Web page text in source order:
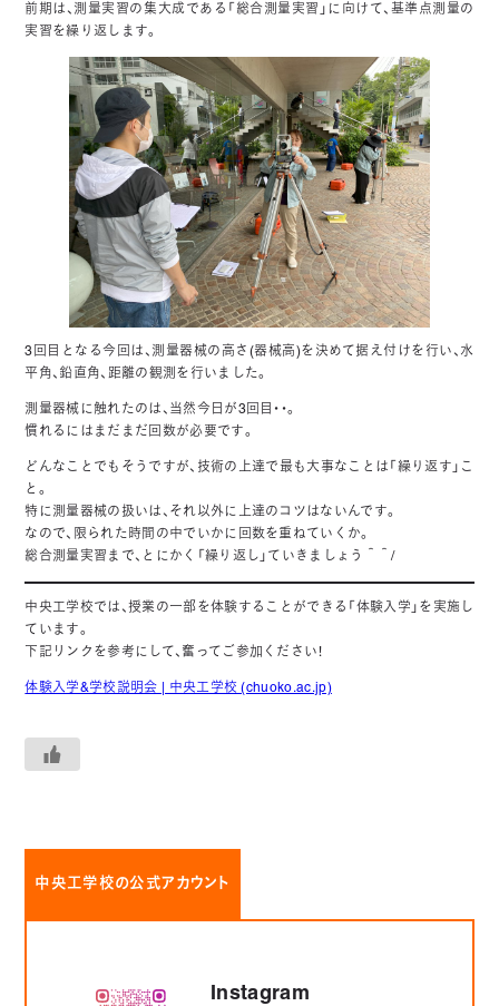
前期は、測量実習の集大成である「総合測量実習」に向けて、基準点測量の
実習を繰り返します。
3回目となる今回は、測量器械の高さ(器械高)を決めて据え付けを行い、水
平角、鉛直角、距離の観測を行いました。
測量器械に触れたのは、当然今日が3回目・・。
慣れるにはまだまだ回数が必要です。
どんなことでもそうですが、技術の上達で最も大事なことは「繰り返す」こ
と。
特に測量器械の扱いは、それ以外に上達のコツはないんです。
なので、限られた時間の中でいかに回数を重ねていくか。
総合測量実習まで、とにかく「繰り返し」ていきましょう＾＾/
中央工学校では、授業の一部を体験することができる「体験入学」を実施し
ています。
下記リンクを参考にして、奮ってご参加ください！
体験入学&学校説明会 | 中央工学校 (chuoko.ac.jp)
中央工学校の公式アカウント
Instagram